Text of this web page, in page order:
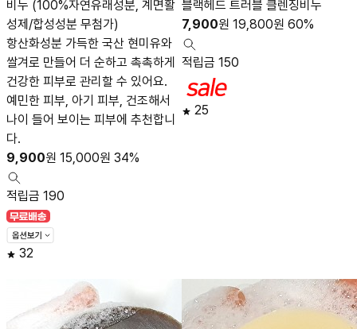
비누 (100%자연유래성분, 계면활
성제/합성성분 무첨가)
항산화성분 가득한 국산 현미유와
쌀겨로 만들어 더 순하고 촉촉하게
건강한 피부로 관리할 수 있어요.
예민한 피부, 아기 피부, 건조해서
나이 들어 보이는 피부에 추천합니
다.
9,900원 15,000원 34%
적립금 190
32
블랙헤드 트러블 클렌징비누
7,900원 19,800원 60%
적립금 150
25